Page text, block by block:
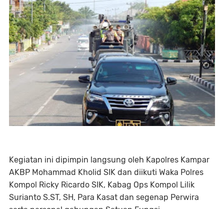
Kegiatan ini dipimpin langsung oleh Kapolres Kampar
AKBP Mohammad Kholid SIK dan diikuti Waka Polres
Kompol Ricky Ricardo SIK, Kabag Ops Kompol Lilik
Surianto S.ST, SH, Para Kasat dan segenap Perwira